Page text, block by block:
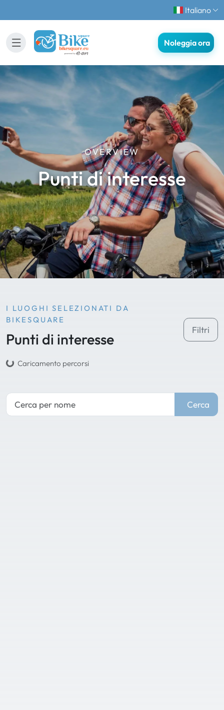
Italiano
Noleggia ora
OVERVIEW
Punti di interesse
I LUOGHI SELEZIONATI DA
BIKESQUARE
Punti di interesse
Filtri
Caricamento percorsi
Cerca